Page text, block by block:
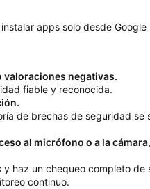
apps solo desde Google
valoraciones negativas.
fiable y reconocida.
de brechas de seguridad se
al micrófono o a la
haz un chequeo completo de
continuo.